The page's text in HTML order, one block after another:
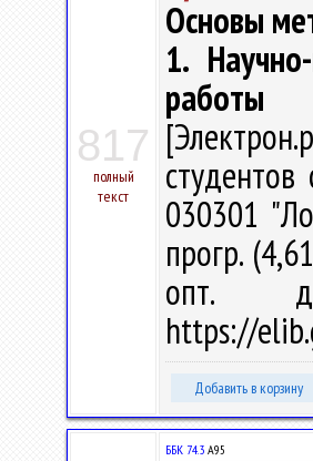
817
полный
текст
Основы
1.
работы
030301
прогр.
опт.
https://
Добавить в корзину
ББК 74.3 А95